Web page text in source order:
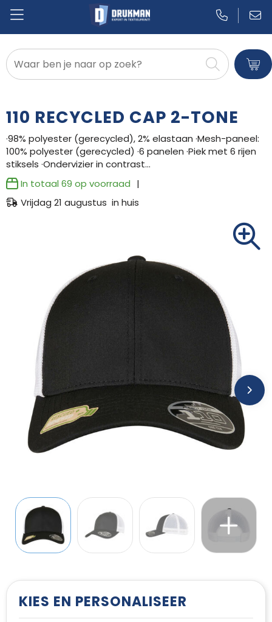
Badtextiel en Douche
Broeken en Rokken
Caps, Hoeden en Mutsen
Dekens, Fleecedekens en Kussens
Handschoenen en Sjaals
Kledingaccessoires
Ondergoed, Sokken en Nachtkleding
Overhemden
Peuters en Baby's
Polo's
Sweaters
T-Shirts
110 RECYCLED CAP 2-TONE
·98% polyester (gerecycled), 2% elastaan ·Mesh-paneel:
100% polyester (gerecycled) ·6 panelen ·Piek met 6 rijen
stiksels ·Ondervizier in contrast…
In totaal 69 op voorraad
Vrijdag 21 augustus in huis
KIES EN PERSONALISEER